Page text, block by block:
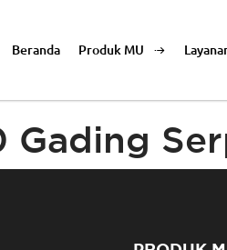
Beranda Produk MU
Gading